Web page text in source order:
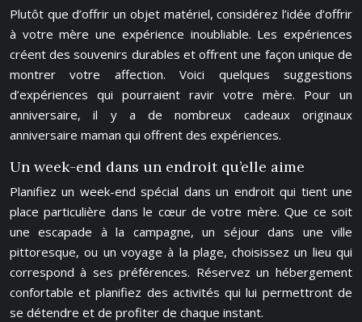
Plutôt que d’offrir un objet matériel, considérez l’idée d’offrir
à votre mère une expérience inoubliable. Les expériences
créent des souvenirs durables et offrent une façon unique de
montrer votre affection. Voici quelques suggestions
d’expériences qui pourraient ravir votre mère. Pour un
anniversaire, il y a de nombreux cadeaux originaux
anniversaire maman qui offrent des expériences.
Un week-end dans un endroit qu’elle aime
Planifiez un week-end spécial dans un endroit qui tient une
place particulière dans le cœur de votre mère. Que ce soit
une escapade à la campagne, un séjour dans une ville
pittoresque, ou un voyage à la plage, choisissez un lieu qui
correspond à ses préférences. Réservez un hébergement
confortable et planifiez des activités qui lui permettront de
se détendre et de profiter de chaque instant.